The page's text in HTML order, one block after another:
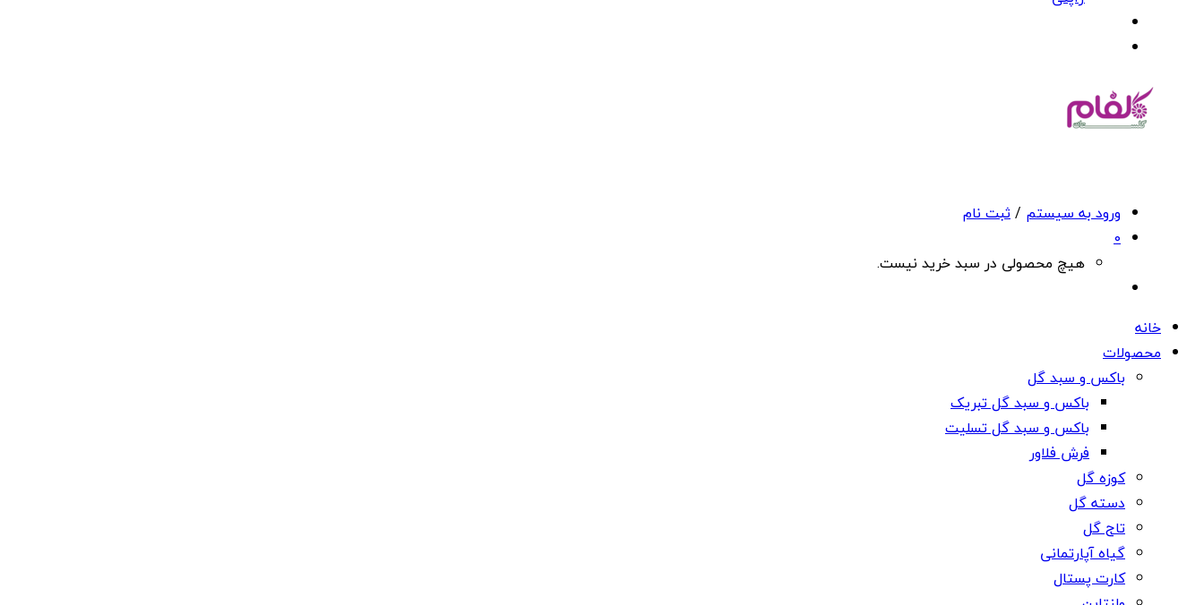
ورود به سیستم /ثبت نام
0
هیچ محصولی در سبد خرید نیست.
خانه
محصولات
باکس و سبد گل
باکس و سبد گل تبریک
باکس و سبد گل تسلیت
فرش فلاور
کوزه گل
دسته گل
تاج گل
گیاه آپارتمانی
کارت پستال